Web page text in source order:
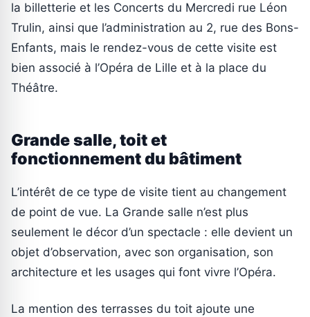
la billetterie et les Concerts du Mercredi rue Léon
Trulin, ainsi que l’administration au 2, rue des Bons-
Enfants, mais le rendez-vous de cette visite est
bien associé à l’Opéra de Lille et à la place du
Théâtre.
Grande salle, toit et
fonctionnement du bâtiment
L’intérêt de ce type de visite tient au changement
de point de vue. La Grande salle n’est plus
seulement le décor d’un spectacle : elle devient un
objet d’observation, avec son organisation, son
architecture et les usages qui font vivre l’Opéra.
La mention des terrasses du toit ajoute une